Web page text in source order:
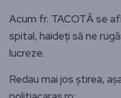
Acum fr. TACOTĂ se
spital, haideți să ne
lucreze.
Redau mai jos știrea,